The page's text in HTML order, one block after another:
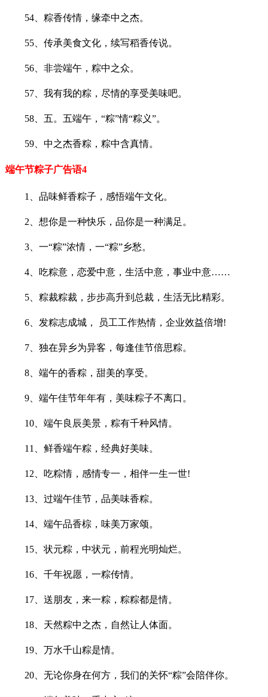
54、粽香传情，缘牵中之杰。
55、传承美食文化，续写稻香传说。
56、非尝端午，粽中之众。
57、我有我的粽，尽情的享受美味吧。
58、五。五端午，“粽”情“粽义”。
59、中之杰香粽，粽中含真情。
端午节粽子广告语4
1、品味鲜香粽子，感悟端午文化。
2、想你是一种快乐，品你是一种满足。
3、一“粽”浓情，一“粽”乡愁。
4、吃粽意，恋爱中意，生活中意，事业中意……
5、粽裁粽裁，步步高升到总裁，生活无比精彩。
6、发粽志成城， 员工工作热情，企业效益倍增!
7、独在异乡为异客，每逢佳节倍思粽。
8、端午的香粽，甜美的享受。
9、端午佳节年年有，美味粽子不离口。
10、端午良辰美景，粽有千种风情。
11、鲜香端午粽，经典好美味。
12、吃粽情，感情专一，相伴一生一世!
13、过端午佳节，品美味香粽。
14、端午品香棕，味美万家颂。
15、状元粽，中状元，前程光明灿烂。
16、千年祝愿，一粽传情。
17、送朋友，来一粽，粽粽都是情。
18、天然粽中之杰，自然让人体面。
19、万水千山粽是情。
20、无论你身在何方，我们的关怀“粽”会陪伴你。